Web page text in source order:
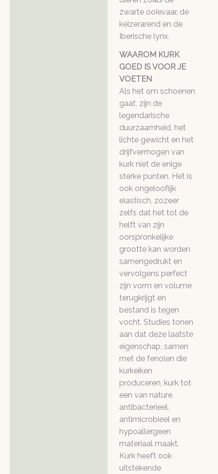
zwarte ooievaar, de
keizerarend en de
Iberische lynx.
WAAROM KURK
GOED IS VOOR JE
VOETEN
Als het om schoenen
gaat, zijn de
legendarische
duurzaamheid, het
lichte gewicht en het
drijfvermogen van
kurk niet de enige
sterke punten. Het is
ook ongelooflijk
elastisch, zozeer
zelfs dat het tot de
helft van zijn
oorspronkelijke
grootte kan worden
samengedrukt en
vervolgens perfect
zijn vorm en volume
terugkrijgt en
bestand is tegen
vocht. Studies tonen
aan dat deze laatste
eigenschap, samen
met de fenolen die
kurkeiken
produceren, kurk tot
een van nature
antibacterieel,
antimicrobieel en
hypoallergeen
materiaal maakt.
Kurk heeft ook
uitstekende